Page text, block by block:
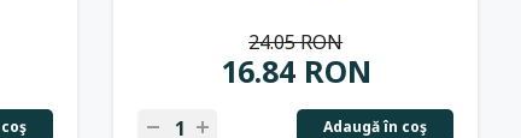
16.84 RON
24.05 RON
Adaugă în coş